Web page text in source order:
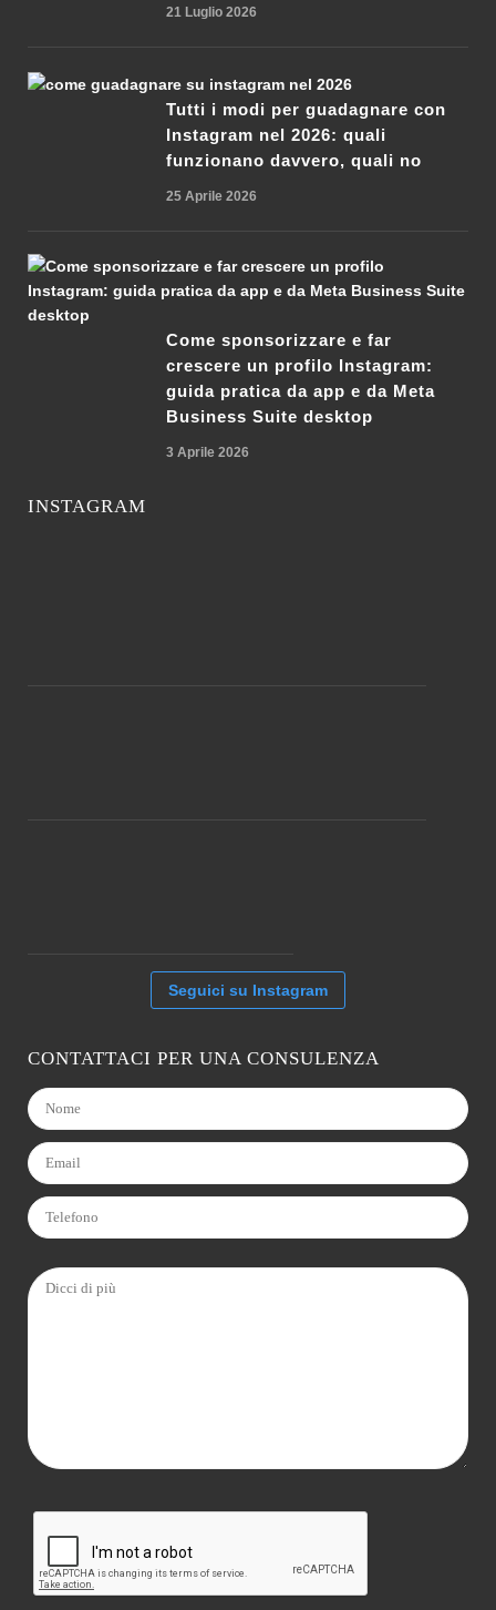
21 Luglio 2026
Tutti i modi per guadagnare con
Instagram nel 2026: quali
funzionano davvero, quali no
25 Aprile 2026
Come sponsorizzare e far
crescere un profilo Instagram:
guida pratica da app e da Meta
Business Suite desktop
3 Aprile 2026
INSTAGRAM
Seguici su Instagram
CONTATTACI PER UNA CONSULENZA